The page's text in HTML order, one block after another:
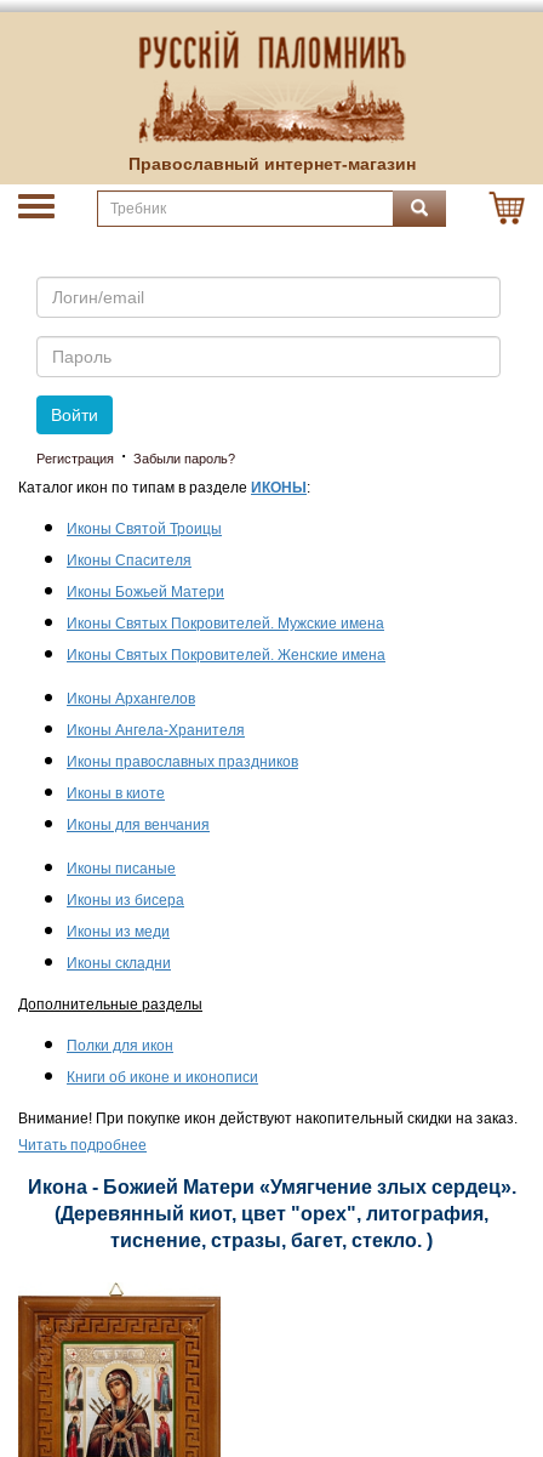
Православный интернет-магазин
Email
Пароль
Войти
Регистрация · Забыли пароль?
Каталог икон по типам в разделе ИКОНЫ :
Иконы Святой Троицы
Иконы Спасителя
Иконы Божьей Матери
Иконы Святых Покровителей. Мужские имена
Иконы Святых Покровителей. Женские имена
Иконы Архангелов
Иконы Ангела-Хранителя
Иконы православных праздников
Иконы в киоте
Иконы для венчания
Иконы писаные
Иконы из бисера
Иконы из меди
Иконы складни
Дополнительные разделы
Полки для икон
Книги об иконе и иконописи
Внимание! При покупке икон действуют накопительный скидки на заказ.
Читать подробнее
Икона - Божией Матери «Умягчение злых сердец».
(Деревянный киот, цвет "орех", литография,
тиснение, стразы, багет, стекло. )